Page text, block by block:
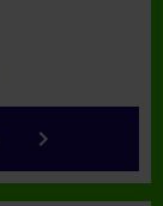
keyboard_arrow_right